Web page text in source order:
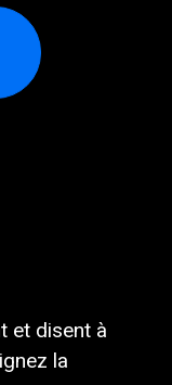
et disent à
la